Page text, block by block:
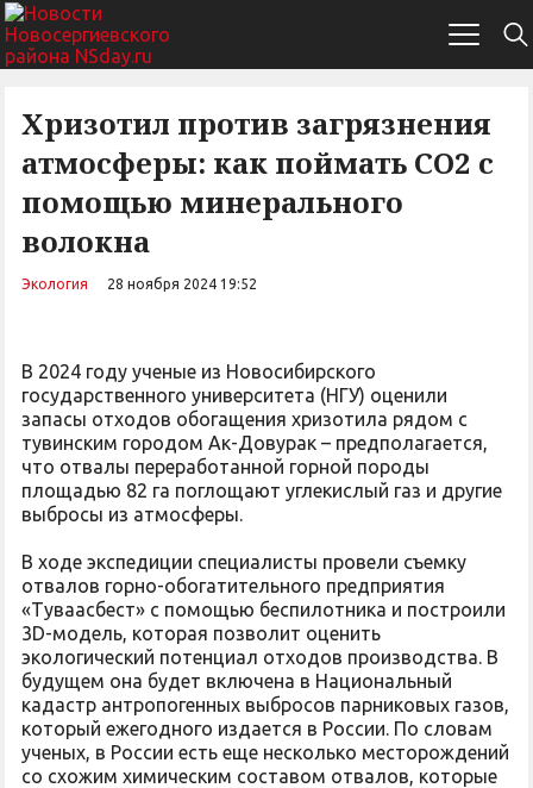
Хризотил против загрязнения
атмосферы: как поймать CO2 с
помощью минерального
волокна
Экология 28 ноября 2024 19:52
В 2024 году ученые из Новосибирского
государственного университета (НГУ) оценили
запасы отходов обогащения хризотила рядом с
тувинским городом Ак-Довурак – предполагается,
что отвалы переработанной горной породы
площадью 82 га поглощают углекислый газ и другие
выбросы из атмосферы.
В ходе экспедиции специалисты провели съемку
отвалов горно-обогатительного предприятия
«Туваасбест» с помощью беспилотника и построили
3D-модель, которая позволит оценить
экологический потенциал отходов производства. В
будущем она будет включена в Национальный
кадастр антропогенных выбросов парниковых газов,
который ежегодного издается в России. По словам
ученых, в России есть еще несколько месторождений
со схожим химическим составом отвалов, которые